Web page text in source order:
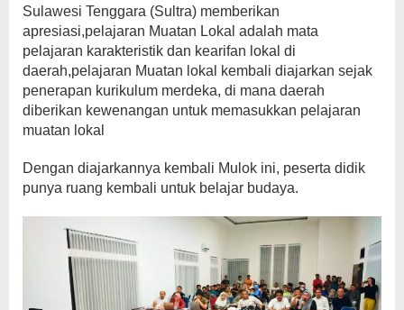
Sulawesi Tenggara (Sultra) memberikan
apresiasi,pelajaran Muatan Lokal adalah mata
pelajaran karakteristik dan kearifan lokal di
daerah,pelajaran Muatan lokal kembali diajarkan sejak
penerapan kurikulum merdeka, di mana daerah
diberikan kewenangan untuk memasukkan pelajaran
muatan lokal
Dengan diajarkannya kembali Mulok ini, peserta didik
punya ruang kembali untuk belajar budaya.